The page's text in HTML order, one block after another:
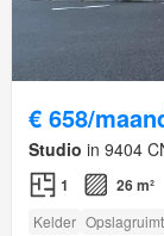
€ 658/
Studio in 9404
1 26 m²
Kelder